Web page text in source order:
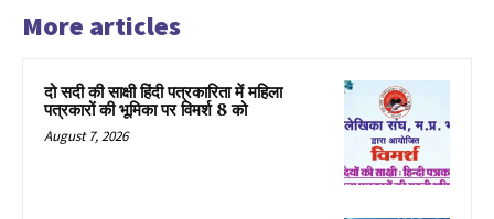
More articles
दो सदी की साक्षी हिंदी पत्रकारिता में महिला
पत्रकारों की भूमिका पर विमर्श 8 को
August 7, 2026